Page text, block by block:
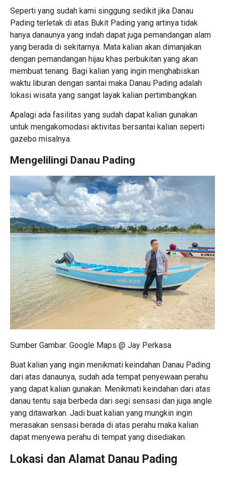
Seperti yang sudah kami singgung sedikit jika Danau
Pading terletak di atas Bukit Pading yang artinya tidak
hanya danaunya yang indah dapat juga pemandangan alam
yang berada di sekitarnya. Mata kalian akan dimanjakan
dengan pemandangan hijau khas perbukitan yang akan
membuat tenang. Bagi kalian yang ingin menghabiskan
waktu liburan dengan santai maka Danau Pading adalah
lokasi wisata yang sangat layak kalian pertimbangkan.
Apalagi ada fasilitas yang sudah dapat kalian gunakan
untuk mengakomodasi aktivitas bersantai kalian seperti
gazebo misalnya.
Mengelilingi Danau Pading
Sumber Gambar: Google Maps @ Jay Perkasa
Buat kalian yang ingin menikmati keindahan Danau Pading
dari atas danaunya, sudah ada tempat penyewaan perahu
yang dapat kalian gunakan. Menikmati keindahan dari atas
danau tentu saja berbeda dari segi sensasi dan juga angle
yang ditawarkan. Jadi buat kalian yang mungkin ingin
merasakan sensasi berada di atas perahu maka kalian
dapat menyewa perahu di tempat yang disediakan.
Lokasi dan Alamat Danau Pading